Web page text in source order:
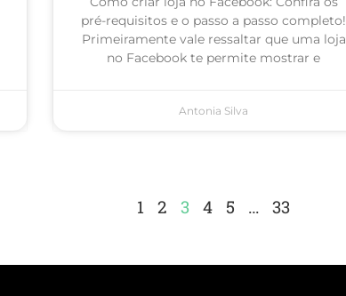
pré-requisitos e o passo a passo completo!
Primeiramente vale ressaltar que uma loja
no Facebook te permite mostrar e
Antonia Silva
1 2 3 4 5 … 33